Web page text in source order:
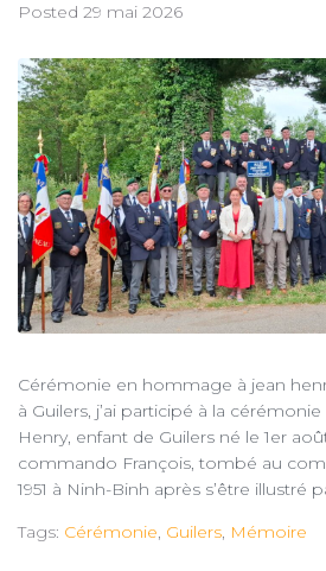
Posted 29 mai 2026
Cérémonie en hommage à jean
à Guilers, j’ai participé à la
Henry, enfant de Guilers né le 1er
commando François, tombé au
1951 à Ninh-Binh après s’être illustré
Tags: Cérémonie, Guilers, Mémoire